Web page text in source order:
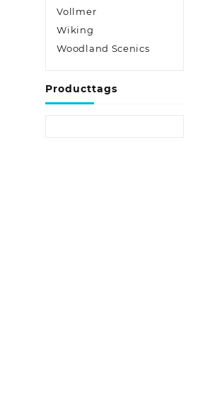
Vollmer
Wiking
Woodland Scenics
Producttags